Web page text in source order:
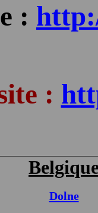
:
:
Dolne